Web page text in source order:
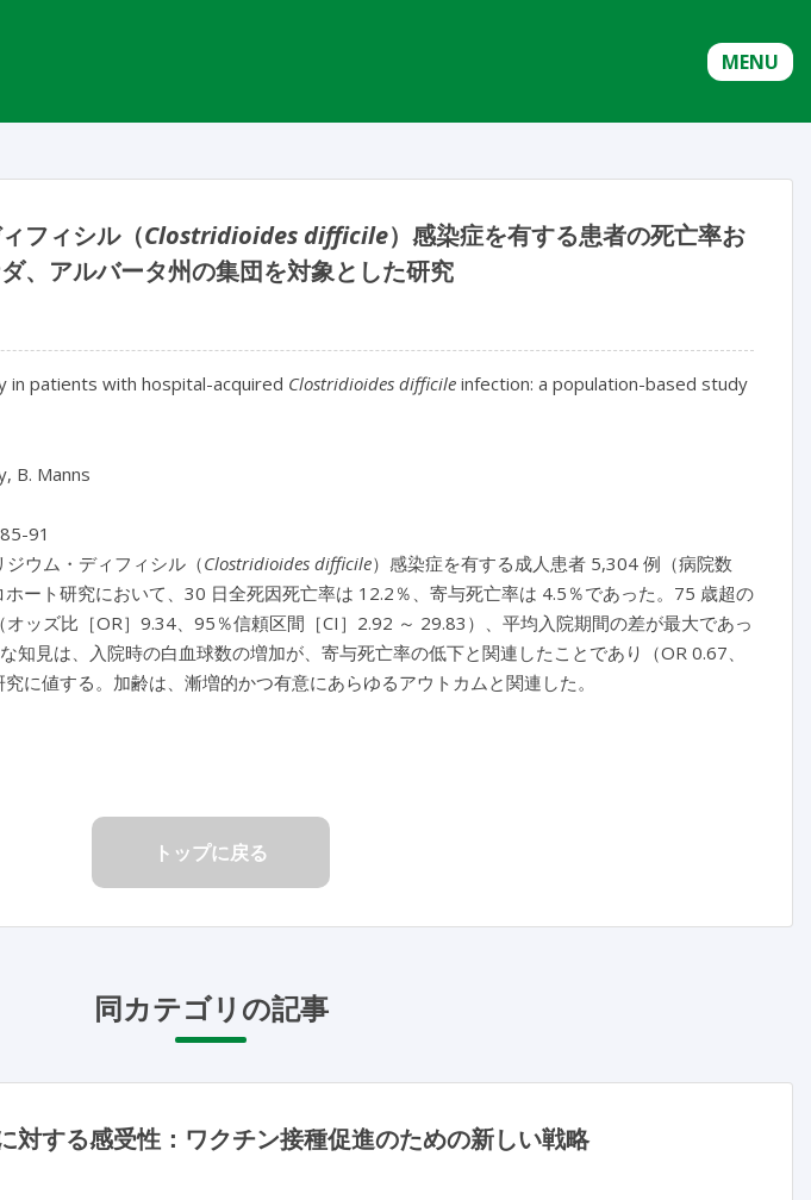
MENU
フィシル（Clostridioides difficile）感染症を有する患者の死亡率お
、アルバータ州の集団を対象とした研究
patients with hospital-acquired Clostridioides difficile infection: a population-based study
B. Manns
91
ウム・ディフィシル（Clostridioides difficile）感染症を有する成人患者 5,304 例（病院数
ート研究において、30 日全死因死亡率は 12.2％、寄与死亡率は 4.5％であった。75 歳超の
ッズ比［OR］9.34、95％信頼区間［CI］2.92 ～ 29.83）、平均入院期間の差が最大であっ
知見は、入院時の白血球数の増加が、寄与死亡率の低下と関連したことであり（OR 0.67、
に値する。加齢は、漸増的かつ有意にあらゆるアウトカムと関連した。
トップに戻る
同カテゴリの記事
対する感受性：ワクチン接種促進のための新しい戦略